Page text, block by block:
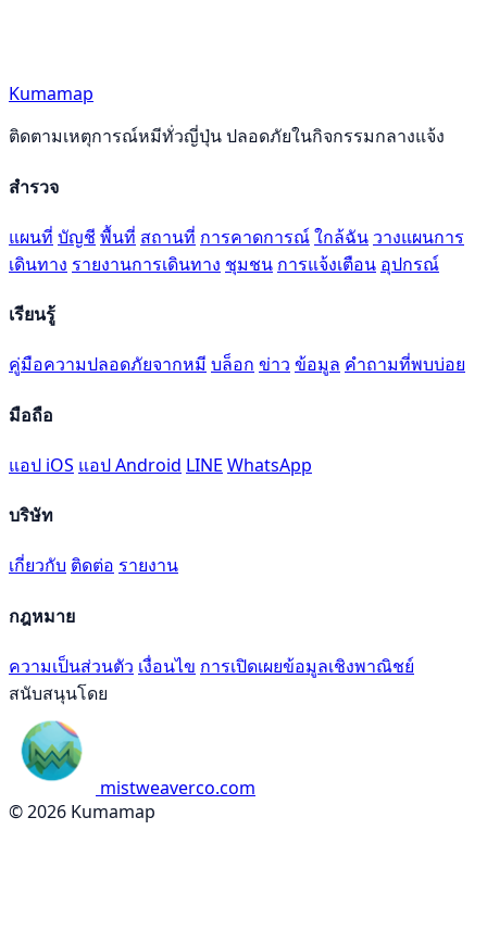
Kumamap
ติดตามเหตุการณ์หมีทั่วญี่ปุ่น ปลอดภัยในกิจกรรมกลางแจ้ง
สำรวจ
แผนที่ บัญชี พื้นที่ สถานที่ การคาดการณ์ใกล้ฉัน วางแผนการ
เดินทาง รายงานการเดินทาง ชุมชน การแจ้งเตือน อุปกรณ์
เรียนรู้
คู่มือความปลอดภัยจากหมี บล็อก ข่าว ข้อมูล คำถามที่พบบ่อย
มือถือ
แอป iOS แอป Android LINE WhatsApp
บริษัท
เกี่ยวกับ ติดต่อ รายงาน
กฎหมาย
ความเป็นส่วนตัว เงื่อนไข การเปิดเผยข้อมูลเชิงพาณิชย์
สนับสนุนโดย
mistweaverco.com
© 2026 Kumamap